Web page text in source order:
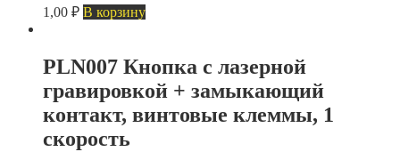
1,00 ₽ В корзину
PLN007 Кнопка с лазерной
гравировкой + замыкающий
контакт, винтовые клеммы, 1
скорость